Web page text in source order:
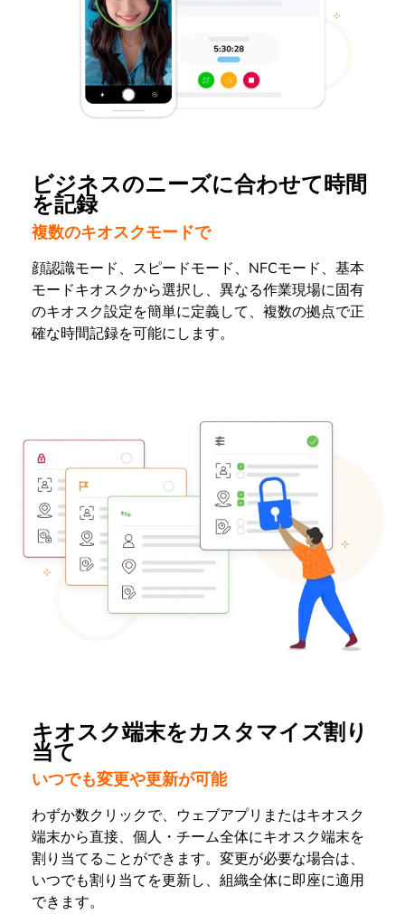
ビジネスのニーズに合わせて時間
を記録
複数のキオスクモードで
顔認識モード、スピードモード、NFCモード、基本
モードキオスクから選択し、異なる作業現場に固有
のキオスク設定を簡単に定義して、複数の拠点で正
確な時間記録を可能にします。
キオスク端末をカスタマイズ割り
当て
いつでも変更や更新が可能
わずか数クリックで、ウェブアプリまたはキオスク
端末から直接、個人・チーム全体にキオスク端末を
割り当てることができます。変更が必要な場合は、
いつでも割り当てを更新し、組織全体に即座に適用
できます。